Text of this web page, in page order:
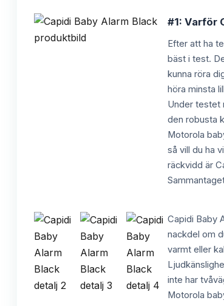
#1: Varför
Efter att ha
bäst i test.
kunna röra
höra minsta
Under testet
den robusta
Motorola
så vill du ha
räckvidd är
Capidi Baby
nackdel om
varmt eller
inte har
Motorola